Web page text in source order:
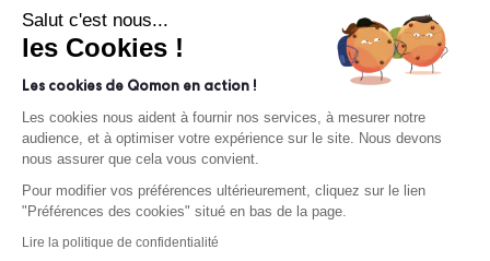
Revivez l'Édition d'été 2026 en
Mentions légales Politique de confidentialité
Salut c'est nous...
les Cookies !
Les cookies de Qomon en action !
Les cookies nous aident à fournir nos services, à mesurer notre
audience, et à optimiser votre expérience sur le site. Nous devons
nous assurer que cela vous convient.
Pour modifier vos préférences ultérieurement, cliquez sur le lien
"Préférences des cookies" situé en bas de la page.
Lire la politique de confidentialité